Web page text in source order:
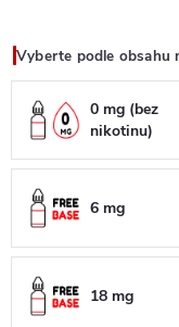
Vyberte podle obsahu
0 mg (bez
nikotinu)
6 mg
18 mg